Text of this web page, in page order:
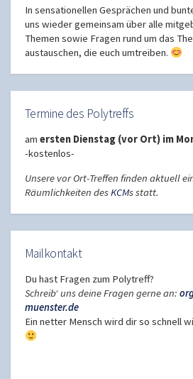
In sensationellen Gesprächen und
uns wieder gemeinsam über alle
Themen sowie Fragen rund um das
austauschen, die euch umtreiben.
Termine des Polytreffs
am ersten Dienstag (vor Ort) im
-kostenlos-
Unsere vor Ort-Treffen finden aktuell
Räumlichkeiten desKCMs statt.
Mailkontakt
Du hast Fragen zum Polytreff?
Schreib‘ uns deine Fragen gerne an:
muenster.de
Ein netter Mensch wird dir so schnell